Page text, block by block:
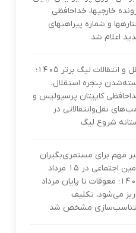
خارجیها، خداحافظی
و شماره پیراهنهای
اعلام شد
نقل و انتقالات لیگ برتر ۱۴۰۵؛
پنجره استقلال،
کاپیتان پرسپولیس و
نقل‌وانتقالاتی در
شروع لیگ
مهم برای مستمری‌بگیران
تامین اجتماعی در ۱۵ مرداد
۱۴۰۵؛ معوقات تا پایان مرداد
می‌شود، تکلیف
مشخص شد